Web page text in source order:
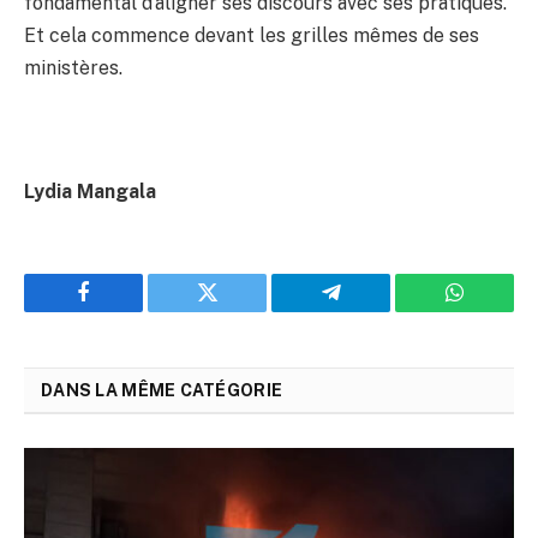
Et cela commence devant les grilles mêmes de ses
ministères.
Lydia Mangala
Facebook Twitter Telegram
DANS LA MÊME CATÉGORIE